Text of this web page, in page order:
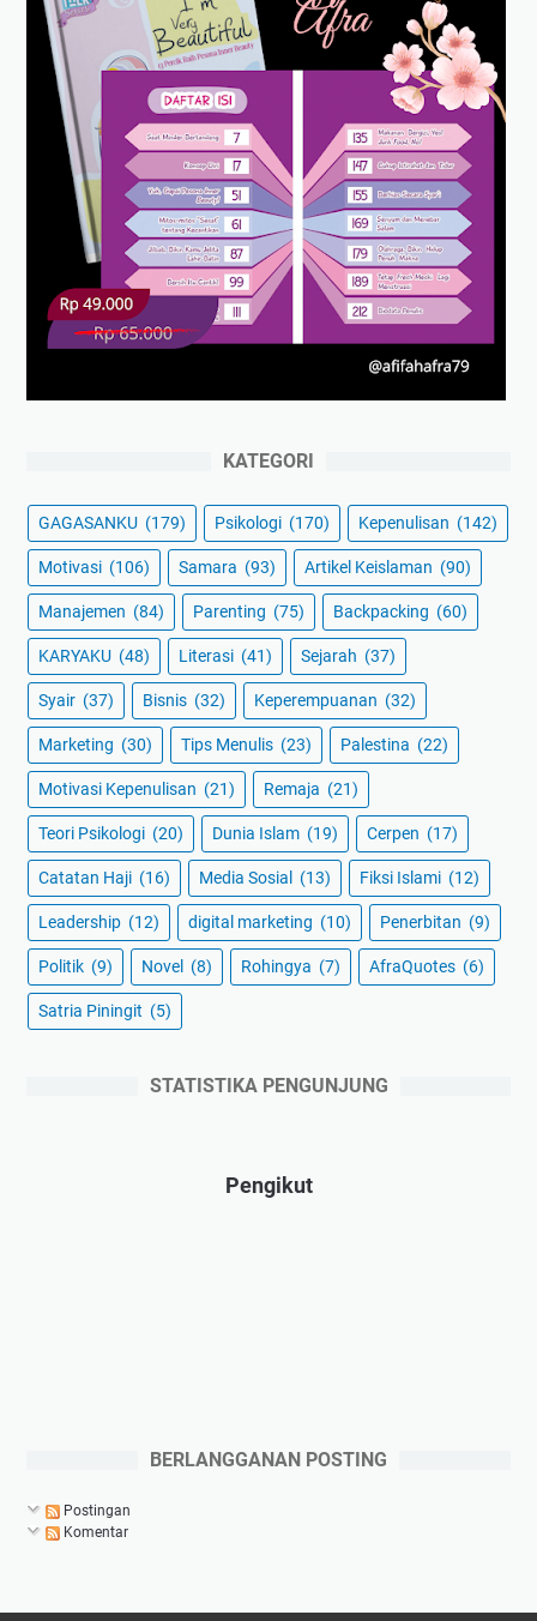
KATEGORI
GAGASANKU (179) Psikologi (170) Kepenulisan (142)
Motivasi (106) Samara (93) Artikel Keislaman (90)
Manajemen (84) Parenting (75) Backpacking (60)
KARYAKU (48) Literasi (41) Sejarah (37)
Syair (37) Bisnis (32) Keperempuanan (32)
Marketing (30) Tips Menulis (23) Palestina (22)
Motivasi Kepenulisan (21) Remaja (21)
Teori Psikologi (20) Dunia Islam (19) Cerpen (17)
Catatan Haji (16) Media Sosial (13) Fiksi Islami (12)
Leadership (12) digital marketing (10) Penerbitan (9)
Politik (9) Novel (8) Rohingya (7) AfraQuotes (6)
Satria Piningit (5)
STATISTIKA PENGUNJUNG
Pengikut
BERLANGGANAN POSTING
Postingan
Komentar